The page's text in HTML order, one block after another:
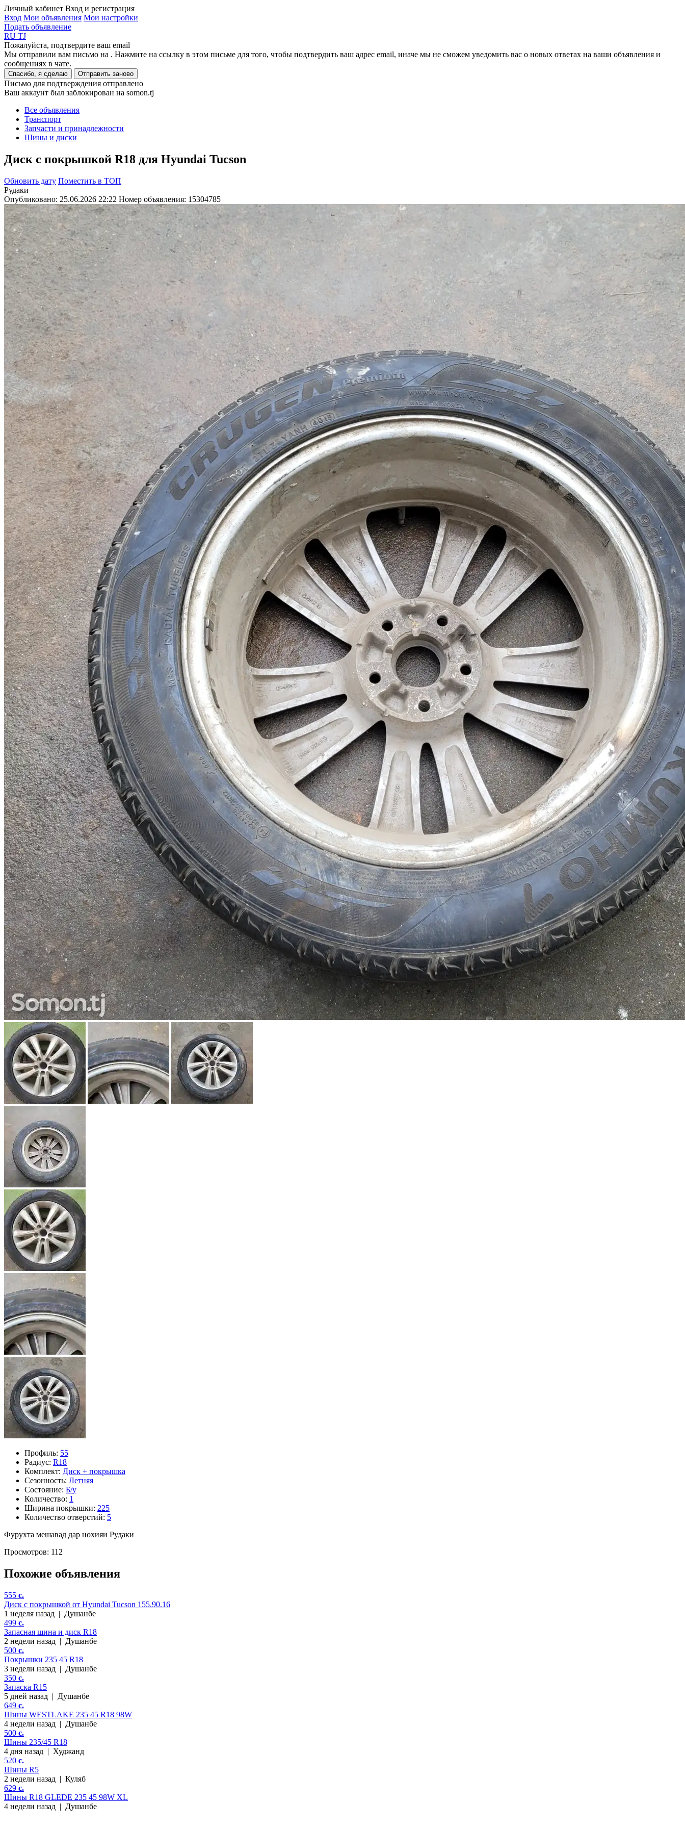
Личный кабинет Вход и регистрация
Вход Мои объявления Мои настройки
Подать объявление
RU TJ
Пожалуйста, подтвердите ваш email
Мы отправили вам письмо на . Нажмите на ссылку в этом письме для того, чтобы подтвердить ваш адрес email, иначе мы не сможем уведомить вас о новых ответах на ваши объявления и
сообщениях в чате.
Спасибо, я сделаю Отправить заново
Письмо для подтверждения отправлено
Ваш аккаунт был заблокирован на somon.tj
Все объявления
Транспорт
Запчасти и принадлежности
Шины и диски
Диск с покрышкой R18 для Hyundai Tucson
Обновить дату Поместить в ТОП
Рудаки
Опубликовано: 25.06.2026 22:22 Номер объявления: 15304785
Профиль: 55
Радиус: R18
Комплект: Диск + покрышка
Сезонность: Летняя
Состояние: Б/у
Количество: 1
Ширина покрышки: 225
Количество отверстий: 5
Фурухта мешавад дар нохияи Рудаки
Просмотров: 112
Похожие объявления
555 c.
Диск с покрышкой от Hyundai Tucson 155.90.16
1 неделя назад | Душанбе
499 c.
Запасная шина и диск R18
2 недели назад | Душанбе
500 c.
Покрышки 235 45 R18
3 недели назад | Душанбе
350 c.
Запаска R15
5 дней назад | Душанбе
649 c.
Шины WESTLAKE 235 45 R18 98W
4 недели назад | Душанбе
500 c.
Шины 235/45 R18
4 дня назад | Худжанд
520 c.
Шины R5
2 недели назад | Куляб
629 c.
Шины R18 GLEDE 235 45 98W XL
4 недели назад | Душанбе